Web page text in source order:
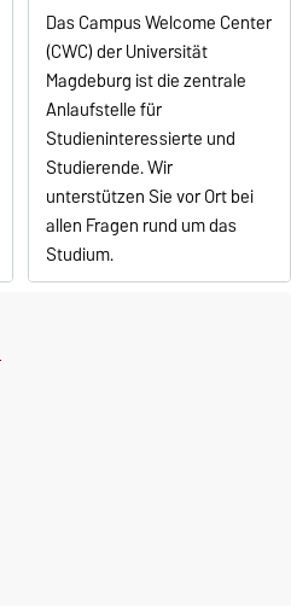
Das Campus Welcome Center
(CWC) der Universität
Magdeburg ist die zentrale
Anlaufstelle für
Studieninteressierte und
Studierende. Wir
unterstützen Sie vor Ort bei
allen Fragen rund um das
Studium.